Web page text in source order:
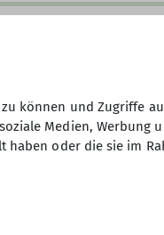
können und Zugriffe
Medien, Werbung
oder die sie im